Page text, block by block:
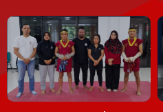
Terobosan Bangun
Grassroots